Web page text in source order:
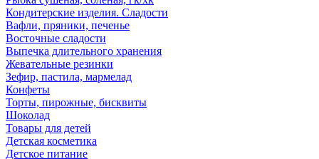
Кондитерские изделия. Сладости
Вафли, пряники, печенье
Восточные сладости
Выпечка длительного хранения
Жевательные резинки
Зефир, пастила, мармелад
Конфеты
Торты, пирожные, бисквиты
Шоколад
Товары для детей
Детская косметика
Детское питание